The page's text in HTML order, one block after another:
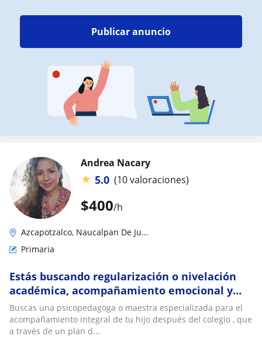
Publicar anuncio
$400/h
Andrea Nacary
★ 5.0 (10 valoraciones)
Azcapotzalco, Naucalpan De Ju...
Primaria
Estás buscando regularización o nivelación
académica, acompañamiento emocional y
regulación conductual
Buscas una psicopedagoga o maestra especializada para el
acompañamiento integral de tu hijo después del colegio , que
a través de un plan d...